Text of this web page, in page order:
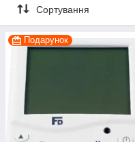
Сортування
Подарунок